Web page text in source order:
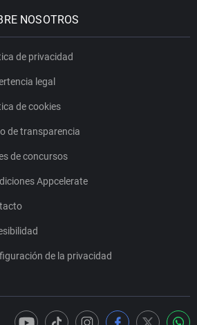
NOSOTROS
de privacidad
legal
de cookies
de transparencia
de concursos
Appcelerate
de la privacidad